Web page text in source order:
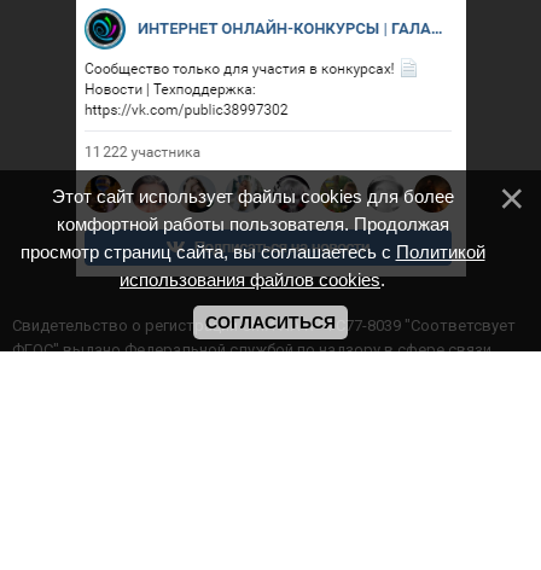
Cвидетельство о регистрации СМИ ИА № ФС77-8039 "Соответсвует
ФГОС" выдано Федеральной службой по надзору в сфере связи,
Этот сайт использует файлы cookies для более
комфортной работы пользователя. Продолжая
просмотр страниц сайта, вы соглашаетесь с Политикой
использования файлов cookies.
СОГЛАСИТЬСЯ